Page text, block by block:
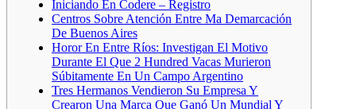
Iniciando En Codere – Registro
Centros Sobre Atención Entre Ma Demarcación
De Buenos Aires
Horor En Entre Ríos: Investigan El Motivo
Durante El Que 2 Hundred Vacas Murieron
Súbitamente En Un Campo Argentino
Tres Hermanos Vendieron Su Empresa Y
Crearon Una Marca Que Ganó Un Mundial Y